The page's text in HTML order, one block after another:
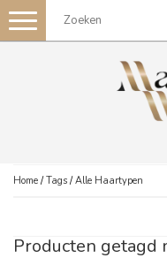
Toggle
navigation
Home /Tags /Alle Haartypen
Producten